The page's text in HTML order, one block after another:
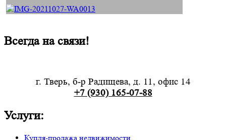
Всегда на связи!
г. Тверь, б-р Радищева, д. 11, офис 14
+7 (930) 165-07-88
Услуги:
Купля-продажа недвижимости